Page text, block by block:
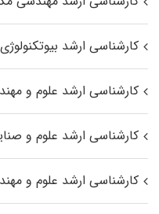
کارشناسی ارشد
کارشناسی ارشد علوم و
کارشناسی ارشد علوم و
کارشناسی ارشد علوم و